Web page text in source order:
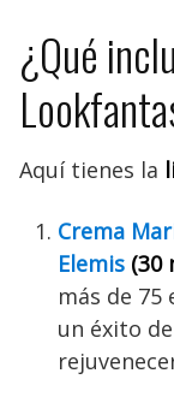
¿Qué
Aquí tienes la
Crema
Elemis (30
más de
un éxito